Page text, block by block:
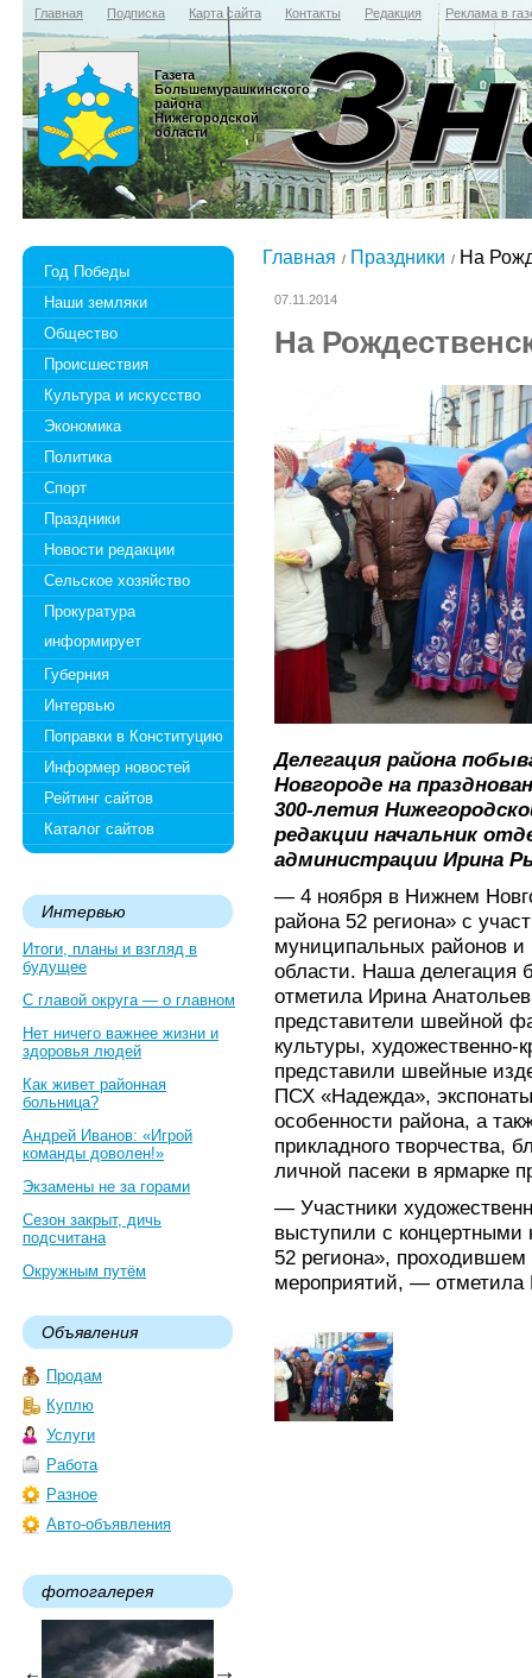
Главная Подписка Карта сайта Контакты Редакция Реклама в
Газета
Большемурашкинского
района
Нижегородской
области
Год Победы
Наши земляки
Общество
Происшествия
Культура и искусство
Экономика
Политика
Спорт
Праздники
Новости редакции
Сельское хозяйство
Прокуратура
информирует
Губерния
Интервью
Поправки в Конституцию
Информер новостей
Рейтинг сайтов
Каталог сайтов
Интервью
Итоги, планы и взгляд в
будущее
С главой округа — о главном
Нет ничего важнее жизни и
здоровья людей
Как живет районная
больница?
Андрей Иванов: «Игрой
команды доволен!»
Экзамены не за горами
Сезон закрыт, дичь
подсчитана
Окружным путём
Объявления
Продам
Куплю
Услуги
Работа
Разное
Авто-объявления
фотогалерея
Главная Праздники На
07.11.2014
На
Делегация района
Новгороде на
300-летия
редакции начальник
администрации Ирина
— 4 ноября в Нижнем
района 52 региона» с
муниципальных районов и
области. Наша
отметила Ирина
представители швейной
культуры, художественно-
представили швейные
ПСХ «Надежда»,
особенности района, а
прикладного творчества,
личной пасеки в ярмарке
— Участники
выступили с
52 региона»,
мероприятий, —